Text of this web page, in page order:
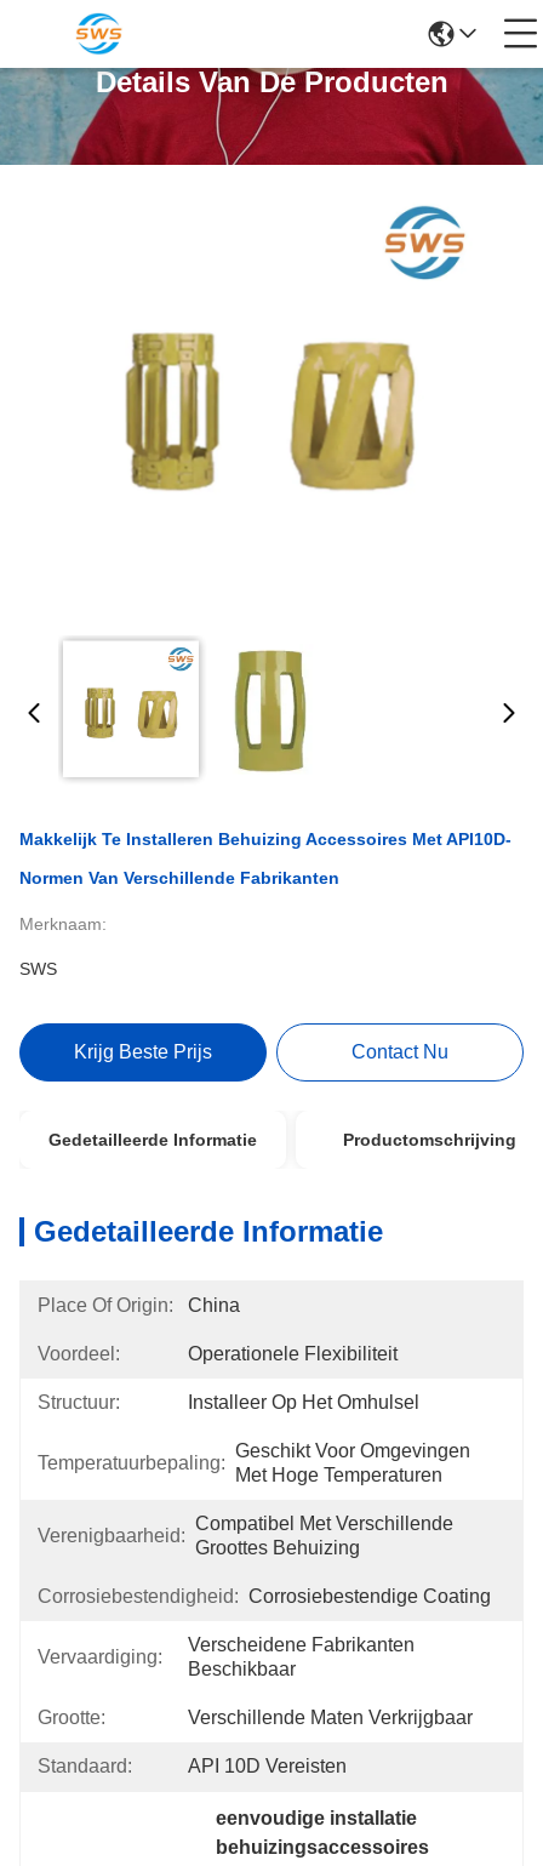
Details Van De Producten
Makkelijk Te Installeren Behuizing Accessoires Met API10D-
Normen Van Verschillende Fabrikanten
Merknaam:
SWS
Krijg Beste Prijs Contact Nu
Gedetailleerde Informatie Productomschrijving
Gedetailleerde Informatie
Place Of Origin: China
Voordeel: Operationele Flexibiliteit
Structuur: Installeer Op Het Omhulsel
Temperatuurbepaling:
Geschikt Voor Omgevingen
Met Hoge Temperaturen
Verenigbaarheid:
Compatibel Met Verschillende
Groottes Behuizing
Corrosiebestendigheid: Corrosiebestendige Coating
Vervaardiging:
Verscheidene Fabrikanten
Beschikbaar
Grootte: Verschillende Maten Verkrijgbaar
Standaard: API 10D Vereisten
eenvoudige installatie
behuizingsaccessoires